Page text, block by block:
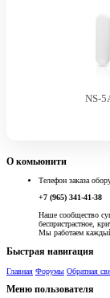
NS-
О комьюнити
Телефон заказа
+7 (965) 341-41-38
Наше сообщество
беспристрастное,
Мы работаем
Быстрая навигация
Главная Форумы Обратная
Меню пользователя